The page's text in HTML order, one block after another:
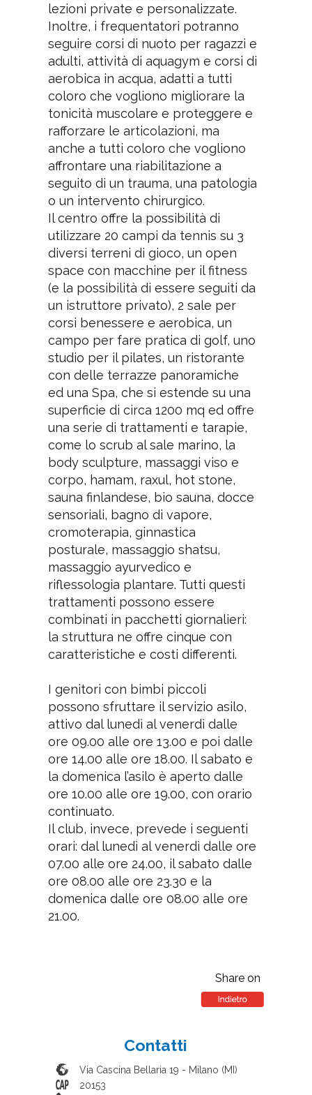
lezioni private e personalizzate.
Inoltre, i frequentatori potranno
seguire corsi di nuoto per ragazzi e
adulti, attività di aquagym e corsi di
aerobica in acqua, adatti a tutti
coloro che vogliono migliorare la
tonicità muscolare e proteggere e
rafforzare le articolazioni, ma
anche a tutti coloro che vogliono
affrontare una riabilitazione a
seguito di un trauma, una patologia
o un intervento chirurgico.
Il centro offre la possibilità di
utilizzare 20 campi da tennis su 3
diversi terreni di gioco, un open
space con macchine per il fitness
(e la possibilità di essere seguiti da
un istruttore privato), 2 sale per
corsi benessere e aerobica, un
campo per fare pratica di golf, uno
studio per il pilates, un ristorante
con delle terrazze panoramiche
ed una Spa, che si estende su una
superficie di circa 1200 mq ed offre
una serie di trattamenti e tarapie,
come lo scrub al sale marino, la
body sculpture, massaggi viso e
corpo, hamam, raxul, hot stone,
sauna finlandese, bio sauna, docce
sensoriali, bagno di vapore,
cromoterapia, ginnastica
posturale, massaggio shatsu,
massaggio ayurvedico e
riflessologia plantare. Tutti questi
trattamenti possono essere
combinati in pacchetti giornalieri:
la struttura ne offre cinque con
caratteristiche e costi differenti.
I genitori con bimbi piccoli
possono sfruttare il servizio asilo,
attivo dal lunedì al venerdì dalle
ore 09.00 alle ore 13.00 e poi dalle
ore 14.00 alle ore 18.00. Il sabato e
la domenica l’asilo è aperto dalle
ore 10.00 alle ore 19.00, con orario
continuato.
Il club, invece, prevede i seguenti
orari: dal lunedì al venerdì dalle ore
07.00 alle ore 24.00, il sabato dalle
ore 08.00 alle ore 23.30 e la
domenica dalle ore 08.00 alle ore
21.00.
Share on
Contatti
Via Cascina Bellaria 19 - Milano (MI )
20153